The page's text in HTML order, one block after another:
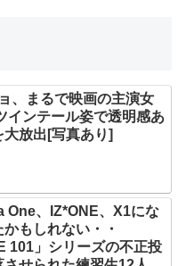
、まるで映画の主演女
インテール姿で透明感あ
大放出[写真あり]
One、IZ*ONE、X1にな
もしれない・・
101」シリーズの不正投